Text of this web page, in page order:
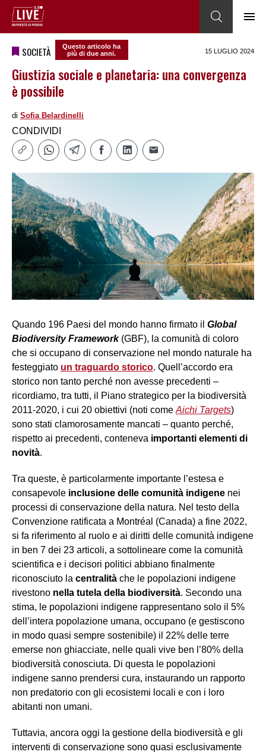
SOCIETÀ
Questo articolo ha
più di due anni.
15 LUGLIO 2024
Giustizia sociale e planetaria: una convergenza
è possibile
di Sofia Belardinelli
CONDIVIDI
Quando 196 Paesi del mondo hanno firmato il Global
Biodiversity Framework(GBF), la comunità di coloro
che si occupano di conservazione nel mondo naturale ha
festeggiato un traguardo storico. Quell’accordo era
storico non tanto perché non avesse precedenti –
ricordiamo, tra tutti, il Piano strategico per la biodiversità
2011-2020, i cui 20 obiettivi (noti come Aichi Targets)
sono stati clamorosamente mancati – quanto perché,
rispetto ai precedenti, conteneva importanti elementi di
novità.
Tra queste, è particolarmente importante l’estesa e
consapevole inclusione delle comunità indigene nei
processi di conservazione della natura. Nel testo della
Convenzione ratificata a Montréal (Canada) a fine 2022,
si fa riferimento al ruolo e ai diritti delle comunità indigene
in ben 7 dei 23 articoli, a sottolineare come la comunità
scientifica e i decisori politici abbiano finalmente
riconosciuto la centralità che le popolazioni indigene
rivestono nella tutela della biodiversità. Secondo una
stima, le popolazioni indigene rappresentano solo il 5%
dell’intera popolazione umana, occupano (e gestiscono
in modo quasi sempre sostenibile) il 22% delle terre
emerse non ghiacciate, nelle quali vive ben l’80% della
biodiversità conosciuta. Di questa le popolazioni
indigene sanno prendersi cura, instaurando un rapporto
non predatorio con gli ecosistemi locali e con i loro
abitanti non umani.
Tuttavia, ancora oggi la gestione della biodiversità e gli
interventi di conservazione sono quasi esclusivamente